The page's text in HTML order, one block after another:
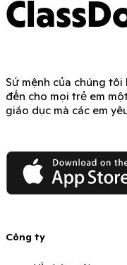
Sứ mệnh của chúng tôi
đến cho mọi trẻ em
giáo dục mà các em
App Store
Công ty